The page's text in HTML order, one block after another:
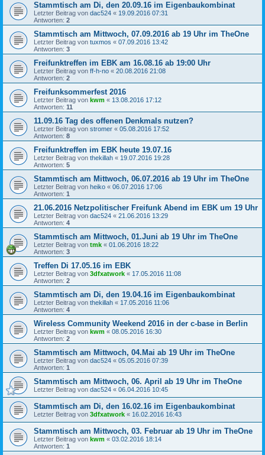
Stammtisch am Di, den 20.09.16 im Eigenbaukombinat
Letzter Beitrag von dac524 « 19.09.2016 07:31
Antworten: 2
Stammtisch am Mittwoch, 07.09.2016 ab 19 Uhr im TheOne
Letzter Beitrag von tuxmos « 07.09.2016 13:42
Antworten: 3
Freifunktreffen im EBK am 16.08.16 ab 19:00 Uhr
Letzter Beitrag von ff-h-no « 20.08.2016 21:08
Antworten: 2
Freifunksommerfest 2016
Letzter Beitrag von kwm « 13.08.2016 17:12
Antworten: 11
11.09.16 Tag des offenen Denkmals nutzen?
Letzter Beitrag von stromer « 05.08.2016 17:52
Antworten: 8
Freifunktreffen im EBK heute 19.07.16
Letzter Beitrag von thekillah « 19.07.2016 19:28
Antworten: 5
Stammtisch am Mittwoch, 06.07.2016 ab 19 Uhr im TheOne
Letzter Beitrag von heiko « 06.07.2016 17:06
Antworten: 1
21.06.2016 Netzpolitischer Freifunk Abend im EBK um 19 Uhr
Letzter Beitrag von dac524 « 21.06.2016 13:29
Antworten: 4
Stammtisch am Mittwoch, 01.Juni ab 19 Uhr im TheOne
Letzter Beitrag von tmk « 01.06.2016 18:22
Antworten: 3
Treffen Di 17.05.16 im EBK
Letzter Beitrag von 3dfxatwork « 17.05.2016 11:08
Antworten: 2
Stammtisch am Di, den 19.04.16 im Eigenbaukombinat
Letzter Beitrag von thekillah « 17.05.2016 11:06
Antworten: 4
Wireless Community Weekend 2016 in der c-base in Berlin
Letzter Beitrag von kwm « 08.05.2016 16:30
Antworten: 2
Stammtisch am Mittwoch, 04.Mai ab 19 Uhr im TheOne
Letzter Beitrag von dac524 « 05.05.2016 07:39
Antworten: 1
Stammtisch am Mittwoch, 06. April ab 19 Uhr im TheOne
Letzter Beitrag von dac524 « 06.04.2016 10:45
Stammtisch am Di, den 16.02.16 im Eigenbaukombinat
Letzter Beitrag von 3dfxatwork « 16.02.2016 16:43
Stammtisch am Mittwoch, 03. Februar ab 19 Uhr im TheOne
Letzter Beitrag von kwm « 03.02.2016 18:14
Antworten: 1